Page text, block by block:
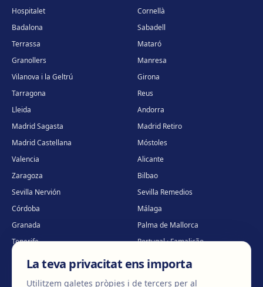
Hospitalet
Cornellà
Badalona
Sabadell
Terrassa
Mataró
Granollers
Manresa
Vilanova i la Geltrú
Girona
Tarragona
Reus
Lleida
Andorra
Madrid Sagasta
Madrid Retiro
Madrid Castellana
Móstoles
Valencia
Alicante
Zaragoza
Bilbao
Sevilla Nervión
Sevilla Remedios
Córdoba
Málaga
Granada
Palma de Mallorca
Tenerife
Portugal · Famalicão
Portugal · Guimarães
Clínica virtual *
La teva privacitat ens importa
Utilitzem galetes pròpies i de tercers per al